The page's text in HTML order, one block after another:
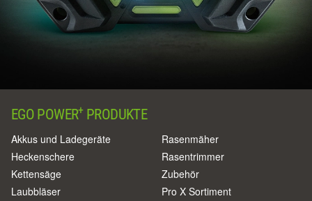
EGO POWER+PRODUKTE
Akkus und Ladegeräte
Heckenschere
Kettensäge
Laubbläser
Rasenmäher
Rasentrimmer
Zubehör
Pro X Sortiment